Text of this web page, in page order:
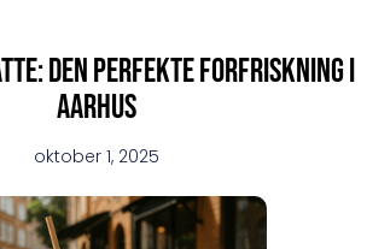
den perfekte forfriskning i
aarhus
oktober 1, 2025